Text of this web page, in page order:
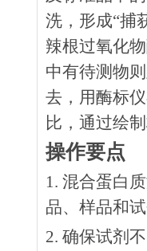
洗，形成“捕
辣根过氧化
中有待测物
去，用酶标
比，通过绘
操作要点
1. 混合蛋白
品、样品和
2. 确保试剂